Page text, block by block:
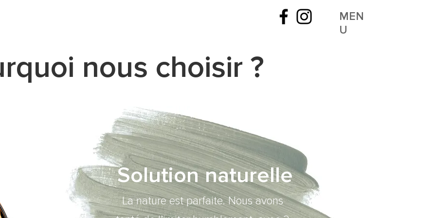
MEN
U
nous choisir ?
Solution naturelle
La nature est parfaite. Nous avons